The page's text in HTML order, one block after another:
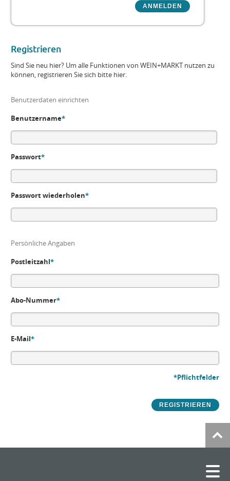
Registrieren
Sind Sie neu hier? Um alle Funktionen von WEIN+MARKT nutzen zu
können, registrieren Sie sich bitte hier.
Benutzerdaten einrichten
Benutzername*
Passwort*
Passwort wiederholen*
Persönliche Angaben
Postleitzahl*
Abo-Nummer*
E-Mail*
*Pflichtfelder